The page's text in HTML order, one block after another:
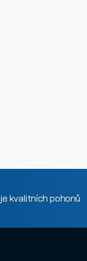
kvalitních pohonů